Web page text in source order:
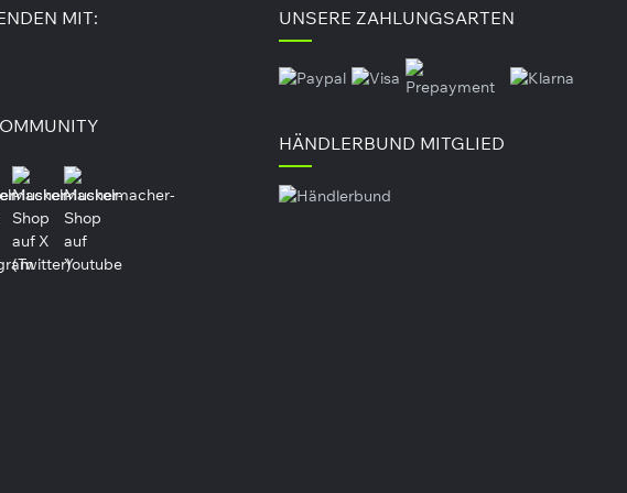
eine ausgewogene und abwechslungsreiche Ernährungsweise als
und Einnahme bitte an Ihren persönlichen Bedarf an. Die
aufbewahren. Verschlossen, kühl und dunkel lagern.
MIT: UNSERE ZAHLUNGSARTEN
HÄNDLERBUND MITGLIED